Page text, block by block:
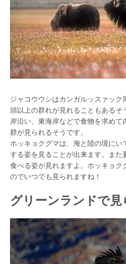
ジャコウウシはカンガルッスァッ
頭以上の群れが見れることもあるそ
岸沿い、東海岸などで食物を求めて
群が見られるそうです。
ホッキョクグマは、海と陸の境にい
する姿を見ることが出来ます。また
食べる姿が見れますよ。ホッキョク
のでいつでも見られますね！
グリーンランドで